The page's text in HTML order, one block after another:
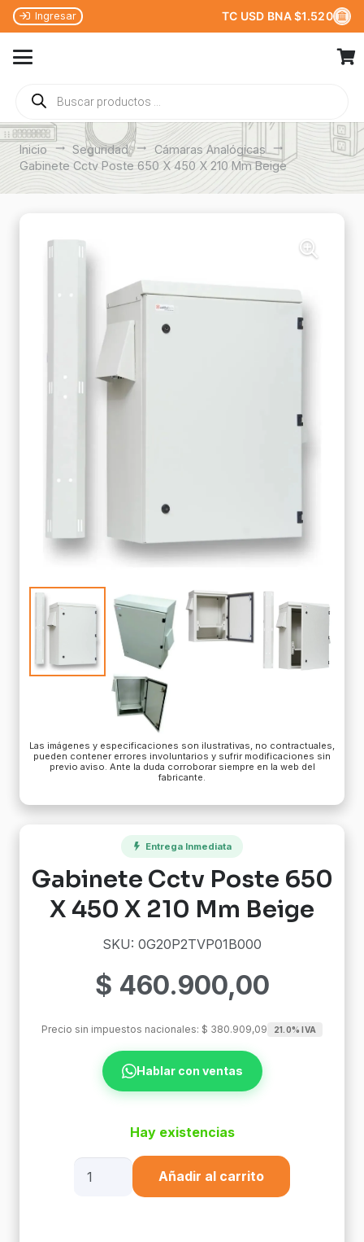
Ingresar TC USD BNA $1.520
Búsqueda
de
productos
Inicio trending_flat Seguridad trending_flat Cámaras Analógicas trending_flat
Gabinete Cctv Poste 650 X 450 X 210 Mm Beige
Las imágenes y especificaciones son ilustrativas, no contractuales,
pueden contener errores involuntarios y sufrir modificaciones sin
previo aviso. Ante la duda corroborar siempre en la web del
fabricante.
Entrega Inmediata
Gabinete Cctv Poste 650
X 450 X 210 Mm Beige
SKU: 0G20P2TVP01B000
$ 460.900,00
Precio sin impuestos nacionales: $ 380.909,09 21.0% IVA
Hablar con ventas
Hay existencias
Añadir al carrito